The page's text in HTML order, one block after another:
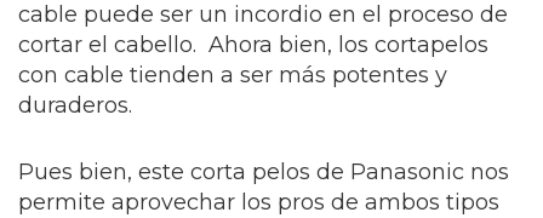
cable puede ser un incordio en el proceso de
cortar el cabello. Ahora bien, los cortapelos
con cable tienden a ser más potentes y
duraderos.
Pues bien, este corta pelos de Panasonic nos
permite aprovechar los pros de ambos tipos